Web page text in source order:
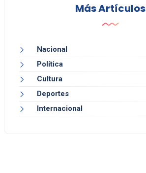
Más Artículos
Nacional
Política
Cultura
Deportes
Internacional